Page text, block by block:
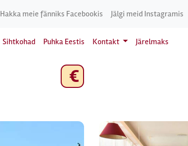
Hakka meie fänniks Facebookis Jälgi meid Instagramis
Sihtkohad Puhka Eestis Kontakt Järelmaks
€